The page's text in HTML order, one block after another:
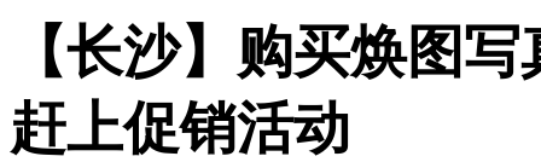
【长沙】购买焕图
赶上促销活动